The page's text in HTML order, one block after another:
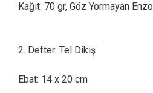
Kağıt: 70 gr, Göz Yormayan Enzo
2. Defter: Tel Dikiş
Ebat: 14 x 20 cm